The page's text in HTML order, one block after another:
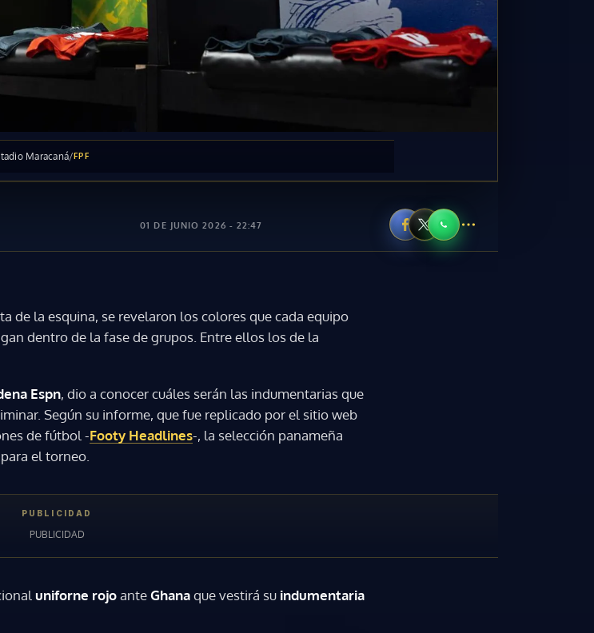
Maracaná/FPF
01 DE JUNIO 2026 - 22:47
de la esquina, se revelaron los colores que cada equipo
dentro de la fase de grupos. Entre ellos los de la
Espn, dio a conocer cuáles serán las indumentarias que
Según su informe, que fue replicado por el sitio web
de fútbol -Footy Headlines-, la selección panameña
el torneo.
uniforne rojoanteGhanaque vestirá su indumentaria